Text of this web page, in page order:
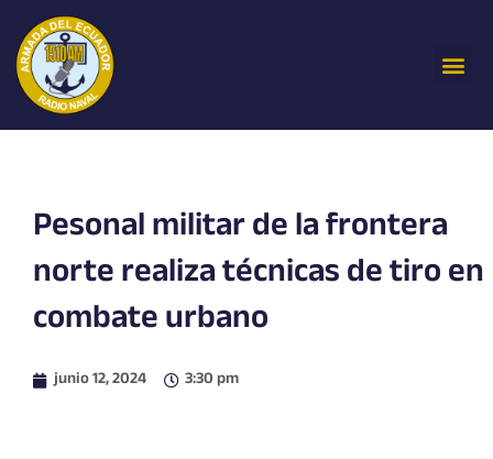
contenido
Pesonal militar de la frontera
norte realiza técnicas de tiro en
combate urbano
junio 12, 2024 3:30 pm